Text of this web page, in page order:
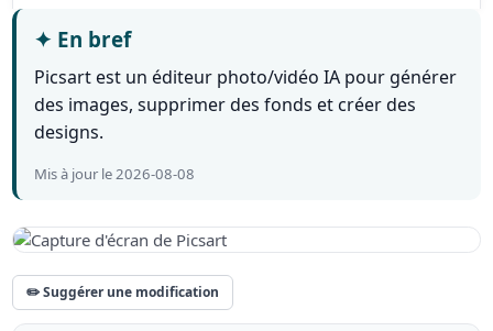
✦ En bref
Picsart est un éditeur photo/vidéo IA pour générer
des images, supprimer des fonds et créer des
designs.
Mis à jour le 2026-08-08
✏️ Suggérer une modification